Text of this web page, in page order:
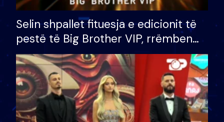
Selin shpallet fituesja e edicionit të
pestë të Big Brother VIP, rrëmben
çmimin e madh prej 100 mijë eurosh